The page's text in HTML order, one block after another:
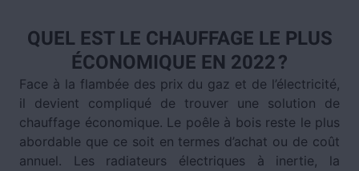
QUEL EST LE CHAUFFAGE LE PLUS
ÉCONOMIQUE EN 2022 ?
Face à la flambée des prix du gaz et de l’électricité,
il devient compliqué de trouver une solution de
chauffage économique. Le poêle à bois reste le plus
abordable que ce soit en termes d’achat ou de coût
annuel. Les radiateurs électriques à inertie, la